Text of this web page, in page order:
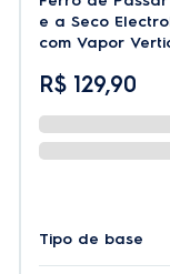
Para
difíceis.
Vapor Extra (90g/
Perfeito para
Luz Piloto:
Reservatório
e a Seco
com Vapor
R$ 129,90
Tipo de base